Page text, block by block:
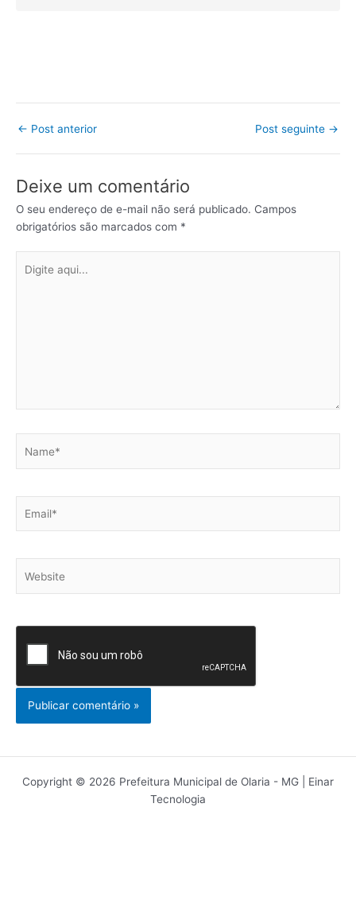
← Post anterior Post seguinte →
Deixe um comentário
O seu endereço de e-mail não será publicado. Campos
obrigatórios são marcados com *
aqui...
Copyright © 2026 Prefeitura Municipal de Olaria - MG | Einar
Tecnologia